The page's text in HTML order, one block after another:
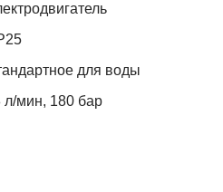
для воды
л/мин, 180 бар